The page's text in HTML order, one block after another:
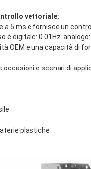
vettoriale:
a 5 ms e fornisce un
digitale: 0.01Hz, analogo:
OEM e una capacità di
e scenari di
plastiche